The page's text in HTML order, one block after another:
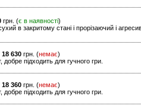
грн. (є в наявності)
в закритому стані і прорізаючий і
18 630 грн. (немає)
підходить для гучного гри.
18 360 грн. (немає)
підходить для гучного гри.